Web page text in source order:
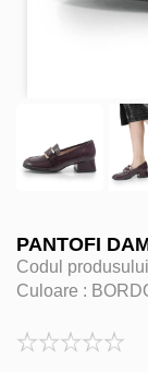
PANTOFI
Codul
Culoare :